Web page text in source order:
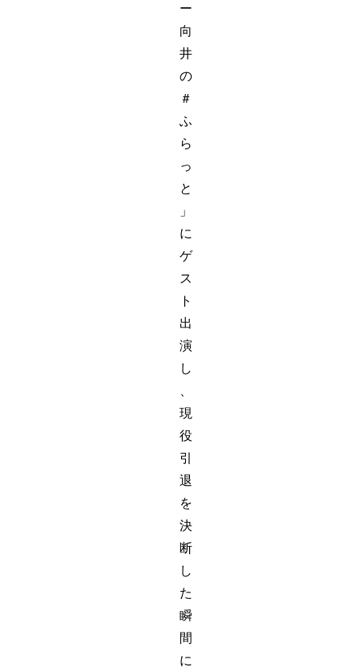
ー
向
井
の
＃
ふ
ら
っ
と
」
に
ゲ
ス
ト
出
演
し
現
役
引
退
を
決
断
し
た
瞬
間
に